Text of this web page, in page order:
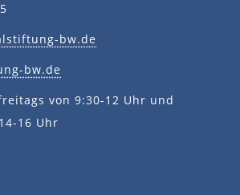
bw.de
bw.de
von 9:30-12 Uhr und
16 Uhr